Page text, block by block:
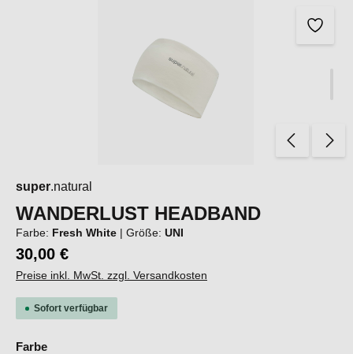
super.natural
WANDERLUST HEADBAND
Farbe: Fresh White | Größe: UNI
30,00 €
Preise inkl. MwSt. zzgl. Versandkosten
Sofort verfügbar
Farbeauswählen